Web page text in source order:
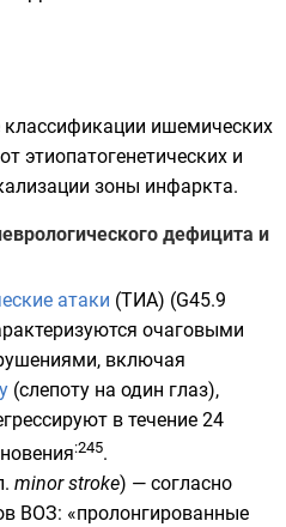
ишемических
этиопатогенетических и
зоны инфаркта.
дефицита и
атаки (ТИА) (G45.9
очаговыми
включая
(слепоту на один глаз),
в течение 24
:245.
minor stroke) — согласно
ВОЗ: «пролонгированные